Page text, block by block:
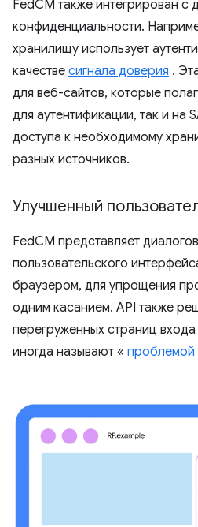
FedCM также интегрирован с
конфиденциальности.
хранилищу использует
качестве сигнала доверия .
для веб-сайтов, которые
для аутентификации, так и на
доступа к необходимому
разных источников.
Улучшенный
FedCM представляет
пользовательского
браузером, для упрощения
одним касанием. API также
перегруженных страниц
иногда называют « проблемой